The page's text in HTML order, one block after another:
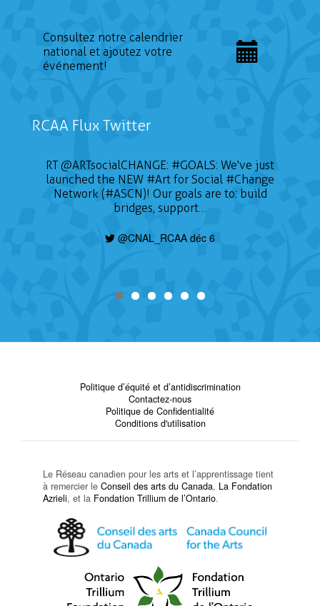
Consultez notre calendrier
national et ajoutez votre
événement!
RCAA Flux Twitter
RT@ARTsocialCHANGE: #GOALS: We've just
launched the NEW #Art for Social #Change
Network (#ASCN)! Our goals are to: build
bridges, support…
@CNAL_RCAA déc 6
Politique d’équité et d’antidiscrimination
Contactez-nous
Politique de Confidentialité
Conditions d'utilisation
Le Réseau canadien pour les arts et l’apprentissage tient
à remercier le Conseil des arts du Canada, La Fondation
Azrieli, et la Fondation Trillium de l’Ontario.